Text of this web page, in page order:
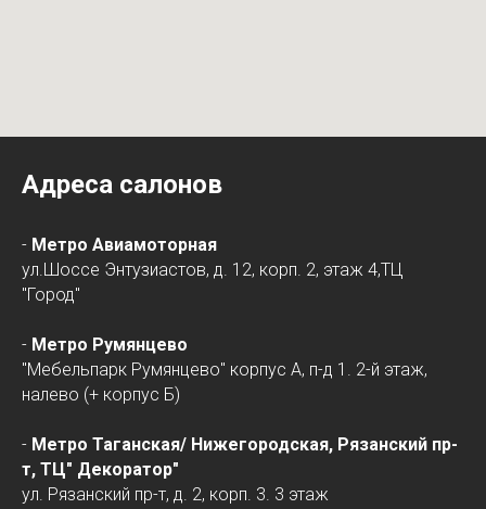
Адреса салонов
- Метро Авиамоторная
ул.Шоссе Энтузиастов, д. 12, корп. 2, этаж 4,ТЦ
"Город"
- Метро Румянцево
"Мебельпарк Румянцево" корпус А, п-д 1. 2-й этаж,
налево (+ корпус Б)
- Метро Таганская/ Нижегородская, Рязанский пр-
т, ТЦ" Декоратор"
ул. Рязанский пр-т, д. 2, корп. 3. 3 этаж